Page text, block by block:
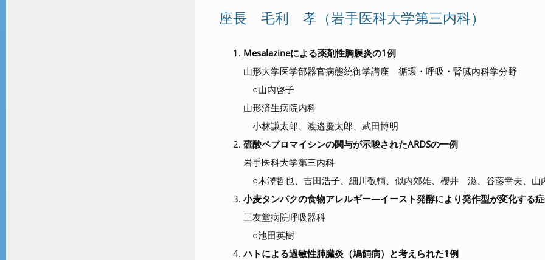
座長 毛利 孝（岩手医科大学第三内科）
Mesalazineによる薬剤性胸膜炎の1例
山形大学医学部器官病態統御学講座 循環・呼吸・腎臓内科学分野
○山内啓子
山形済生病院内科
小林謙太郎、渡邉慶太郎、武田博明
硫酸ペプロマイシンの関与が示唆されたARDSの一例
岩手医科大学第三内科
○木澤哲也、吉田浩子、細川敬輔、似内郊雄、櫻井 滋、谷藤幸夫、山
小麦タンパクの食物アレルギー―イースト発酵により発作型が変化する
三友堂病院呼吸器科
○池田英樹
ハトによる過敏性肺臓炎（鳩飼病）と考えられた1例